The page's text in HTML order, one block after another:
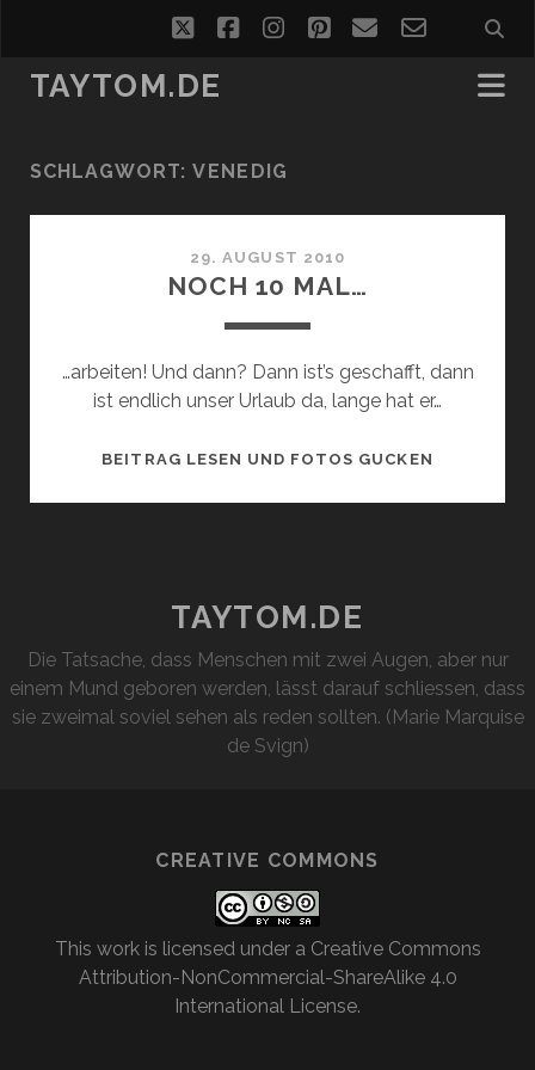
twitterfacebookinstagram
pinterest
emailemail-
form
TAYTOM.DE
SCHLAGWORT:VENEDIG
29. AUGUST 2010
NOCH 10 MAL…
…arbeiten! Und dann? Dann ist’s geschafft, dann
ist endlich unser Urlaub da, lange hat er…
BEITRAG LESEN UND FOTOS GUCKEN
TAYTOM.DE
Die Tatsache, dass Menschen mit zwei Augen, aber nur
einem Mund geboren werden, lässt darauf schliessen, dass
sie zweimal soviel sehen als reden sollten. (Marie Marquise
de Svign)
CREATIVE COMMONS
This work is licensed under a Creative Commons
Attribution-NonCommercial-ShareAlike 4.0
International License.